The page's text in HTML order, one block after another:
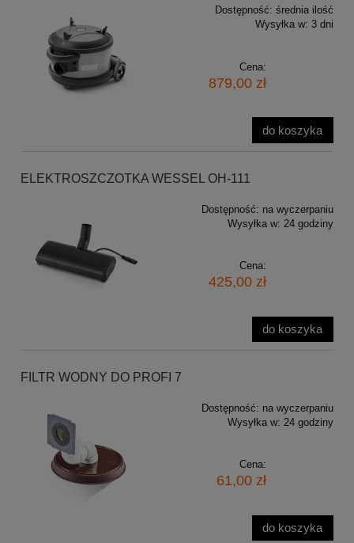
Dostępność: średnia ilość
Wysyłka w: 3 dni
Cena:
879,00 zł
do koszyka
ELEKTROSZCZOTKA WESSEL OH-111
Dostępność: na wyczerpaniu
Wysyłka w: 24 godziny
Cena:
425,00 zł
do koszyka
FILTR WODNY DO PROFI 7
Dostępność: na wyczerpaniu
Wysyłka w: 24 godziny
Cena:
61,00 zł
do koszyka